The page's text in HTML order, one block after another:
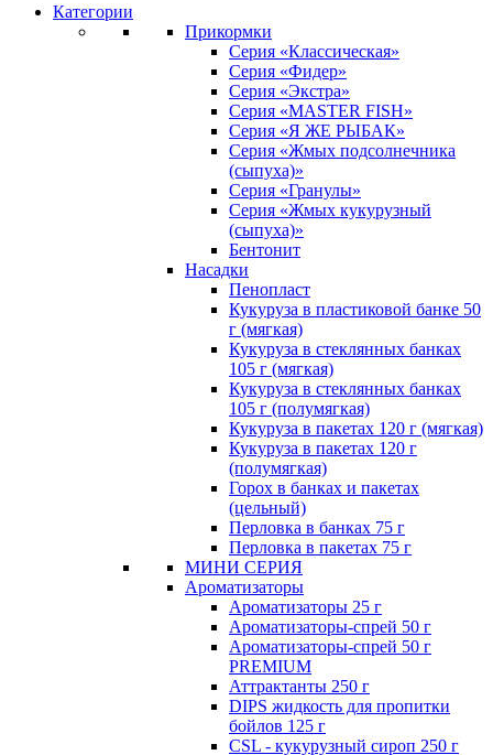
Категории
Прикормки
Серия «Классическая»
Серия «Фидер»
Серия «Экстра»
Серия «MASTER FISH»
Серия «Я ЖЕ РЫБАК»
Серия «Жмых подсолнечника
(сыпуха)»
Cерия «Гранулы»
Серия «Жмых кукурузный
(сыпуха)»
Бентонит
Насадки
Пенопласт
Кукуруза в пластиковой банке 50
г (мягкая)
Кукуруза в стеклянных банках
105 г (мягкая)
Кукуруза в стеклянных банках
105 г (полумягкая)
Кукуруза в пакетах 120 г (мягкая)
Кукуруза в пакетах 120 г
(полумягкая)
Горох в банках и пакетах
(цельный)
Перловка в банках 75 г
Перловка в пакетах 75 г
МИНИ СЕРИЯ
Ароматизаторы
Ароматизаторы 25 г
Ароматизаторы-спрей 50 г
Ароматизаторы-спрей 50 г
PREMIUM
Аттрактанты 250 г
DIPS жидкость для пропитки
бойлов 125 г
CSL - кукурузный сироп 250 г